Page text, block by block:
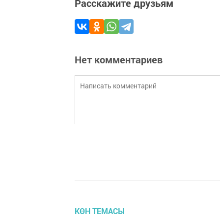
Расскажите друзьям
Нет комментариев
КӨН ТЕМАСЫ